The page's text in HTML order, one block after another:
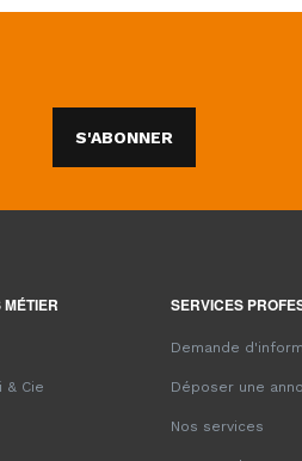
S'ABONNER
& Cie
SERVICES
Demande
Déposer une
Nos services